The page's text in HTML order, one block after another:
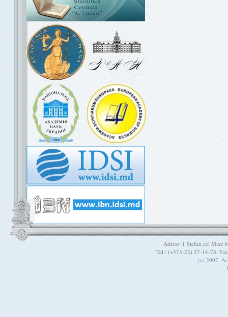
Adress: 1 Stefan cel
Tel.: (+373-22) 27-14-78,
(c) 2007.